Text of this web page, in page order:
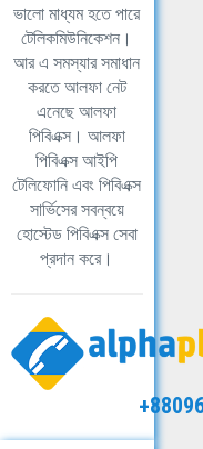
ভালো মাধ্যম হতে পারে
টেলিকমিউনিকেশন।
আর এ সমস্যার সমাধান
করতে আলফা নেট
এনেছে আলফা
পিবিএক্স। আলফা
পিবিএক্স আইপি
টেলিফোনি এবং পিবিএক্স
সার্ভিসের সবন্বয়ে
হোস্টেড পিবিএক্স সেবা
প্রদান করে।